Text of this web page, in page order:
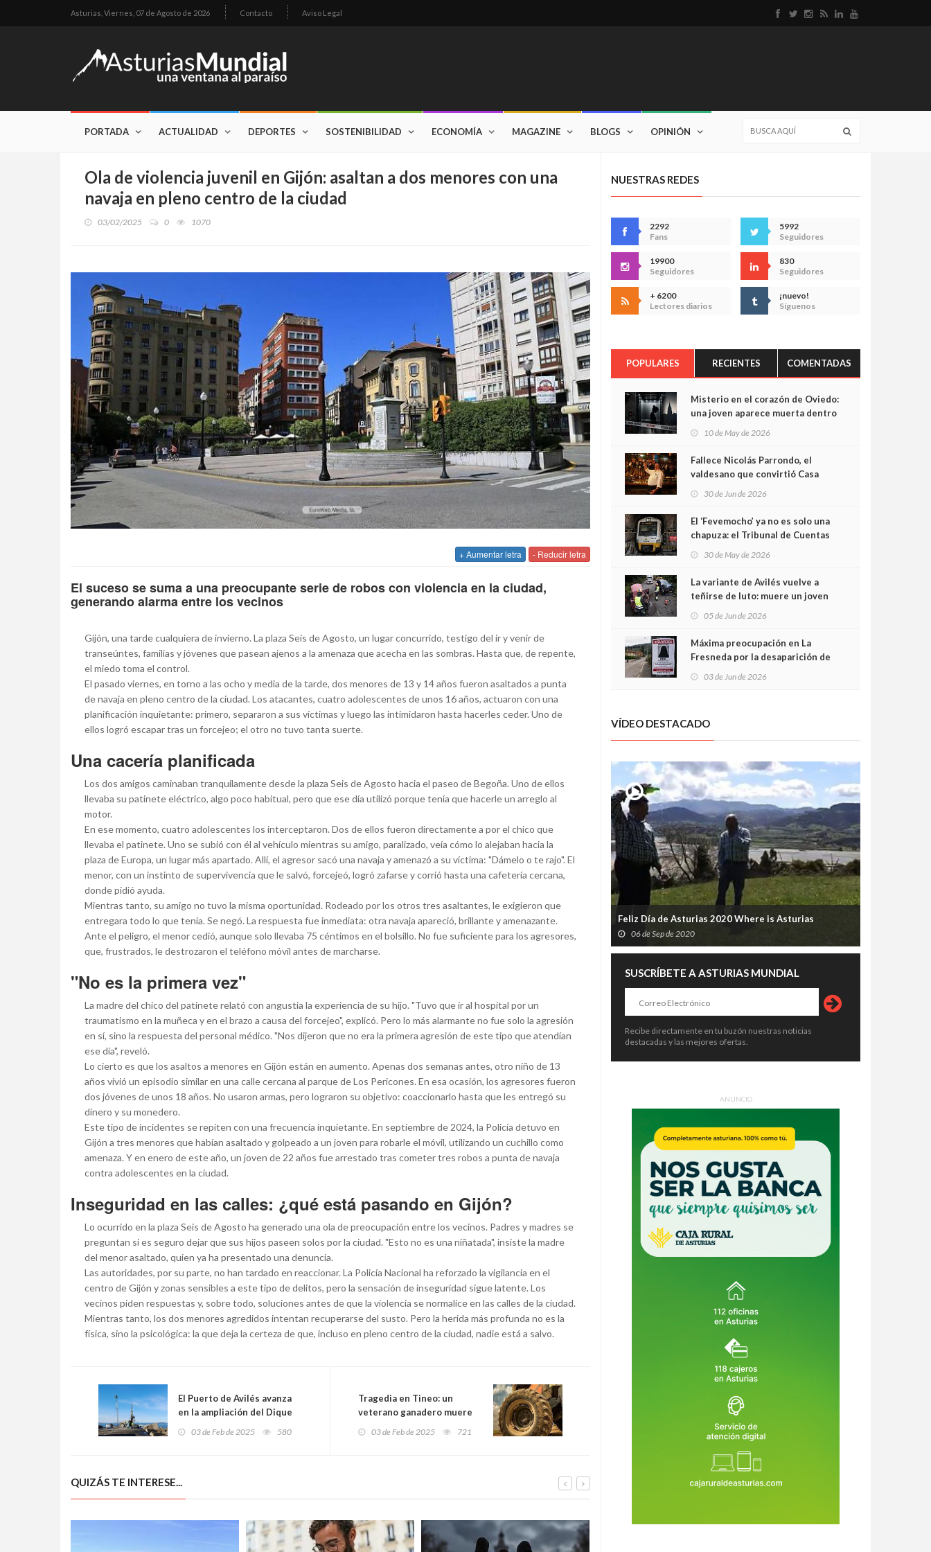
Asturias, Viernes, 07 de Agosto de 2026 Contacto Aviso Legal
PORTADA ACTUALIDAD DEPORTES SOSTENIBILIDAD ECONOMÍA MAGAZINE BLOGS OPINIÓN
Ola de violencia juvenil en Gijón: asaltan a dos menores con una
navaja en pleno centro de la ciudad
03/02/2025 0 1070
+ Aumentar letra - Reducir letra
El suceso se suma a una preocupante serie de robos con violencia en la ciudad,
generando alarma entre los vecinos
Gijón, una tarde cualquiera de invierno. La plaza Seis de Agosto, un lugar concurrido, testigo del ir y venir de
transeúntes, familias y jóvenes que pasean ajenos a la amenaza que acecha en las sombras. Hasta que, de repente,
el miedo toma el control.
El pasado viernes, en torno a las ocho y media de la tarde, dos menores de 13 y 14 años fueron asaltados a punta
de navaja en pleno centro de la ciudad. Los atacantes, cuatro adolescentes de unos 16 años, actuaron con una
planificación inquietante: primero, separaron a sus víctimas y luego las intimidaron hasta hacerles ceder. Uno de
ellos logró escapar tras un forcejeo; el otro no tuvo tanta suerte.
Una cacería planificada
Los dos amigos caminaban tranquilamente desde la plaza Seis de Agosto hacia el paseo de Begoña. Uno de ellos
llevaba su patinete eléctrico, algo poco habitual, pero que ese día utilizó porque tenía que hacerle un arreglo al
motor.
En ese momento, cuatro adolescentes los interceptaron. Dos de ellos fueron directamente a por el chico que
llevaba el patinete. Uno se subió con él al vehículo mientras su amigo, paralizado, veía cómo lo alejaban hacia la
plaza de Europa, un lugar más apartado. Allí, el agresor sacó una navaja y amenazó a su víctima: "Dámelo o te rajo". El
menor, con un instinto de supervivencia que le salvó, forcejeó, logró zafarse y corrió hasta una cafetería cercana,
donde pidió ayuda.
Mientras tanto, su amigo no tuvo la misma oportunidad. Rodeado por los otros tres asaltantes, le exigieron que
entregara todo lo que tenía. Se negó. La respuesta fue inmediata: otra navaja apareció, brillante y amenazante.
Ante el peligro, el menor cedió, aunque solo llevaba 75 céntimos en el bolsillo. No fue suficiente para los agresores,
que, frustrados, le destrozaron el teléfono móvil antes de marcharse.
"No es la primera vez"
La madre del chico del patinete relató con angustia la experiencia de su hijo. "Tuvo que ir al hospital por un
traumatismo en la muñeca y en el brazo a causa del forcejeo", explicó. Pero lo más alarmante no fue solo la agresión
en sí, sino la respuesta del personal médico. "Nos dijeron que no era la primera agresión de este tipo que atendían
ese día", reveló.
Lo cierto es que los asaltos a menores en Gijón están en aumento. Apenas dos semanas antes, otro niño de 13
años vivió un episodio similar en una calle cercana al parque de Los Pericones. En esa ocasión, los agresores fueron
dos jóvenes de unos 18 años. No usaron armas, pero lograron su objetivo: coaccionarlo hasta que les entregó su
dinero y su monedero.
Este tipo de incidentes se repiten con una frecuencia inquietante. En septiembre de 2024, la Policía detuvo en
Gijón a tres menores que habían asaltado y golpeado a un joven para robarle el móvil, utilizando un cuchillo como
amenaza. Y en enero de este año, un joven de 22 años fue arrestado tras cometer tres robos a punta de navaja
contra adolescentes en la ciudad.
Inseguridad en las calles: ¿qué está pasando en Gijón?
Lo ocurrido en la plaza Seis de Agosto ha generado una ola de preocupación entre los vecinos. Padres y madres se
preguntan si es seguro dejar que sus hijos paseen solos por la ciudad. "Esto no es una niñatada", insiste la madre
del menor asaltado, quien ya ha presentado una denuncia.
Las autoridades, por su parte, no han tardado en reaccionar. La Policía Nacional ha reforzado la vigilancia en el
centro de Gijón y zonas sensibles a este tipo de delitos, pero la sensación de inseguridad sigue latente. Los
vecinos piden respuestas y, sobre todo, soluciones antes de que la violencia se normalice en las calles de la ciudad.
Mientras tanto, los dos menores agredidos intentan recuperarse del susto. Pero la herida más profunda no es la
física, sino la psicológica: la que deja la certeza de que, incluso en pleno centro de la ciudad, nadie está a salvo.
El Puerto de Avilés avanza
en la ampliación del Dique
de San Juan con un
03 de Feb de 2025 580
Tragedia en Tineo: un
veterano ganadero muere
atrapado bajo su tractor
03 de Feb de 2025 721
QUIZÁS TE INTERESE...
NUESTRAS REDES
2292
Fans
5992
Seguidores
19900
Seguidores
830
Seguidores
+ 6200
Lectores diarios
¡nuevo!
Síguenos
POPULARES RECIENTES COMENTADAS
Misterio en el corazón de Oviedo:
una joven aparece muerta dentro
cámaras captan sus últimos
minutos
10 de May de 2026
Fallece Nicolás Parrondo, el
valdesano que convirtió Casa
30 de Jun de 2026
El ‘Fevemocho’ ya no es solo una
chapuza: el Tribunal de Cuentas
sobrecoste de los trenes que no
cabían por los túneles
30 de May de 2026
La variante de Avilés vuelve a
teñirse de luto: muere un joven
05 de Jun de 2026
Máxima preocupación en La
Fresneda por la desaparición de
03 de Jun de 2026
VÍDEO DESTACADO
Feliz Día de Asturias 2020 Where is Asturias
06 de Sep de 2020
SUSCRÍBETE A ASTURIAS MUNDIAL
Recibe directamente en tu buzón nuestras noticias
destacadas y las mejores ofertas.
ANUNCIO